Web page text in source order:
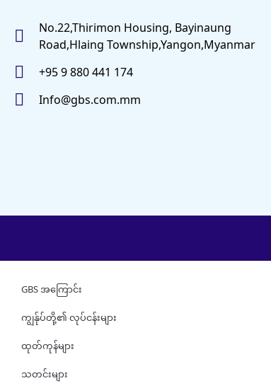
No.22,Thirimon Housing, Bayinaung
Road,Hlaing Township,Yangon,Myanmar
+95 9 880 441 174
Info@gbs.com.mm
GBS အကြောင်း
ကျွန်ုပ်တို့၏ လုပ်ငန်းများ
ထုတ်ကုန်များ
သတင်းများ